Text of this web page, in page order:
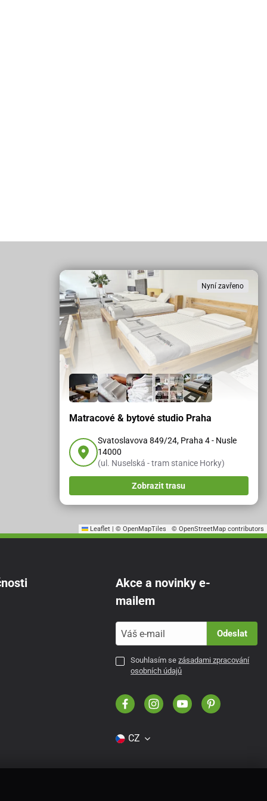
Leaflet © OpenMapTiles © OpenStreetMap contributors
Nyní zavřeno
Matracové & bytové studio Praha
Svatoslavova 849/24, Praha 4 - Nusle
14000
(ul. Nuselská - tram stanice Horky)
Zobrazit trasu
Akce a novinky e-
mailem
Odeslat
Souhlasím sezásadami zpracování
osobních údajů
CZ